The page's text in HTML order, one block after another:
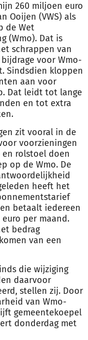
260 miljoen euro
Ooijen (VWS) als
de Wet
(Wmo). Dat is
schrappen van
voor Wmo-
Sindsdien kloppen
aan voor
Dat leidt tot lange
en tot extra
zit vooral in de
voorzieningen
rolstoel doen
op de Wmo. De
heeft het
betaalt iedereen
euro per maand.
bedrag
van een
die wijziging
daarvoor
stellen zij. Door
van Wmo-
gemeentekoepel
donderdag met